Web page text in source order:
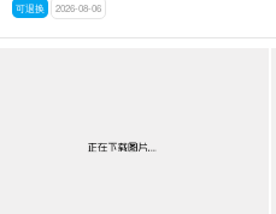
可退换 2026-08-06